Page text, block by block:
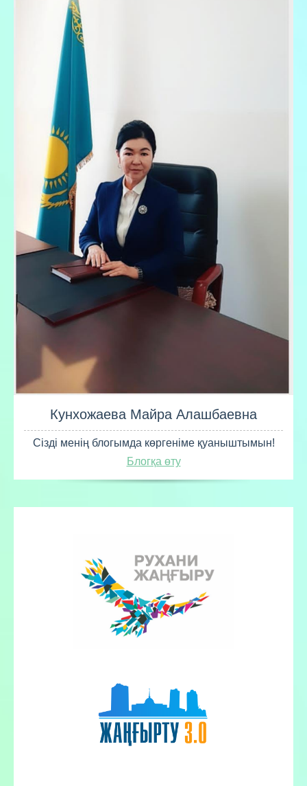
Кунхожаева Майра Алашбаевна
Сізді менің блогымда көргеніме қуаныштымын!
Блогқа өту